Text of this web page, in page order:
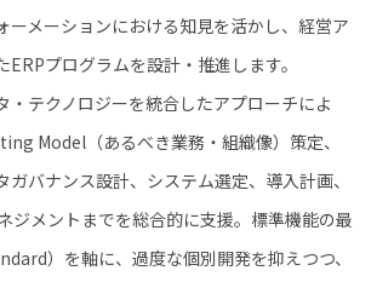
ーメーションにおける知見を活かし、経営ア
プログラムを設計・推進します。
・テクノロジーを統合したアプローチによ
Model（あるべき業務・組織像）策定、
バナンス設計、システム選定、導入計画、
ジメントまでを総合的に支援。標準機能の最
）を軸に、過度な個別開発を抑えつつ、